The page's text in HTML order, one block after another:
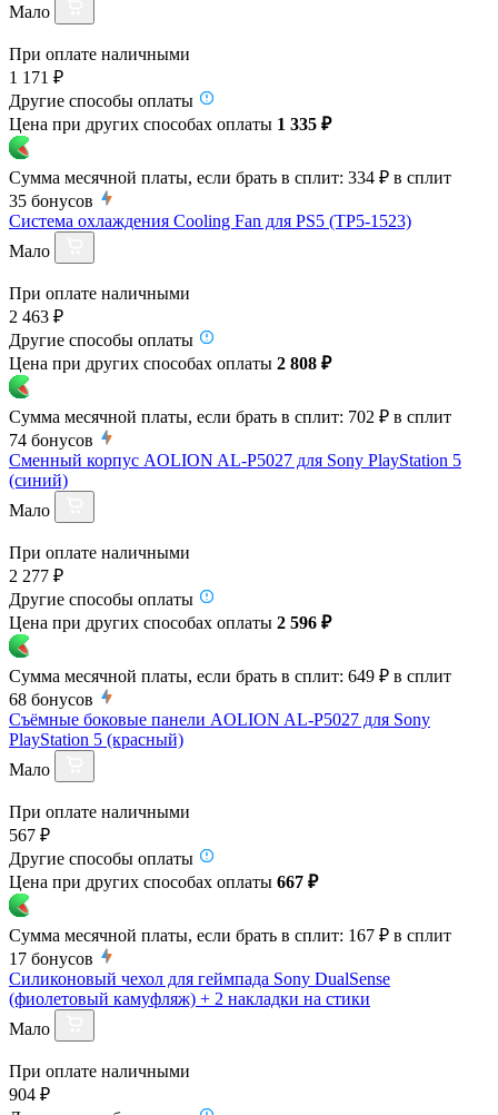
Мало
При оплате наличными
1 171 ₽
Другие способы оплаты
Цена при других способах оплаты 1 335 ₽
Сумма месячной платы, если брать в сплит: 334 ₽ в сплит
35 бонусов
Система охлаждения Cooling Fan для PS5 (TP5-1523)
Мало
При оплате наличными
2 463 ₽
Другие способы оплаты
Цена при других способах оплаты 2 808 ₽
Сумма месячной платы, если брать в сплит: 702 ₽ в сплит
74 бонусов
Сменный корпус AOLION AL-P5027 для Sony PlayStation 5
(синий)
Мало
При оплате наличными
2 277 ₽
Другие способы оплаты
Цена при других способах оплаты 2 596 ₽
Сумма месячной платы, если брать в сплит: 649 ₽ в сплит
68 бонусов
Съёмные боковые панели AOLION AL-P5027 для Sony
PlayStation 5 (красный)
Мало
При оплате наличными
567 ₽
Другие способы оплаты
Цена при других способах оплаты 667 ₽
Сумма месячной платы, если брать в сплит: 167 ₽ в сплит
17 бонусов
Силиконовый чехол для геймпада Sony DualSense
(фиолетовый камуфляж) + 2 накладки на стики
Мало
При оплате наличными
904 ₽